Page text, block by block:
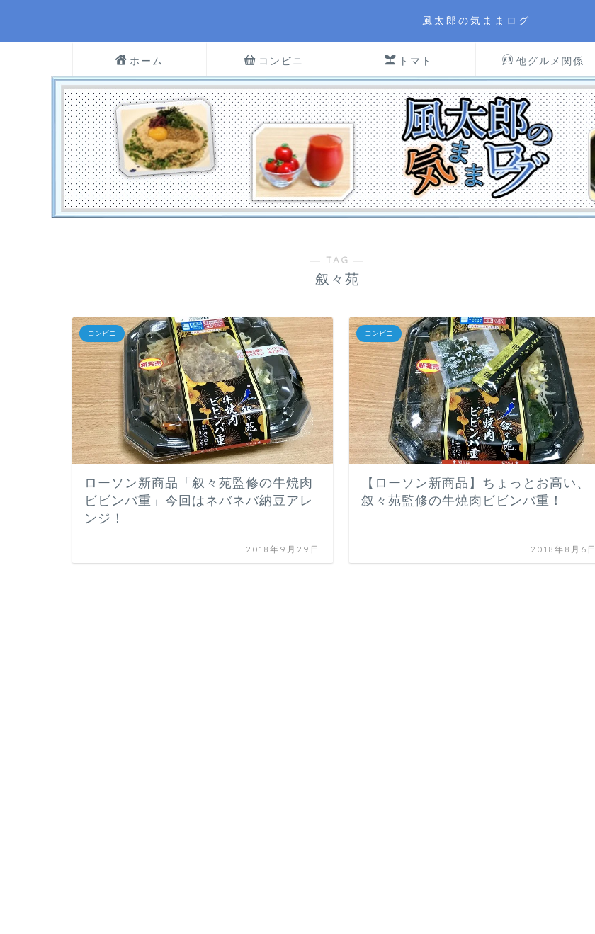
風太郎の気ままログ
ホーム コンビニ トマト 他グルメ関係
― TAG ―
叙々苑
コンビニ
ローソン新商品「叙々苑監修の牛焼肉
ビビンバ重」今回はネバネバ納豆アレ
ンジ！
2018年9月29日
コンビニ
【ローソン新商品】ちょっとお高い、
叙々苑監修の牛焼肉ビビンバ重！
2018年8月6日